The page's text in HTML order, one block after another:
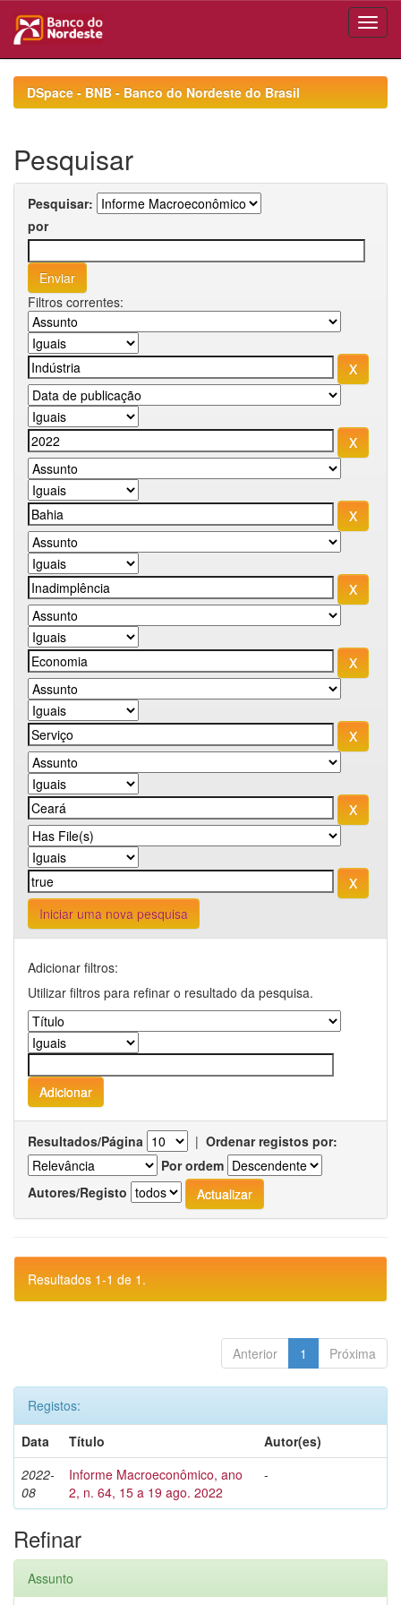
navigationDSpace - BNB - Banco do Nordeste do Brasil
Pesquisar
Pesquisar:
por
Filtros correntes:
Iniciar uma nova pesquisa
Adicionar filtros:
Utilizar filtros para refinar o resultado da pesquisa.
Resultados/Página | Ordenar registos por:
Por ordem
Autores/Registo
Resultados 1-1 de 1.
Anterior 1 Próxima
Registos:
Data
Título
Autor(es)
2022-
08
Informe Macroeconômico, ano
2, n. 64, 15 a 19 ago. 2022
-
Refinar
Assunto